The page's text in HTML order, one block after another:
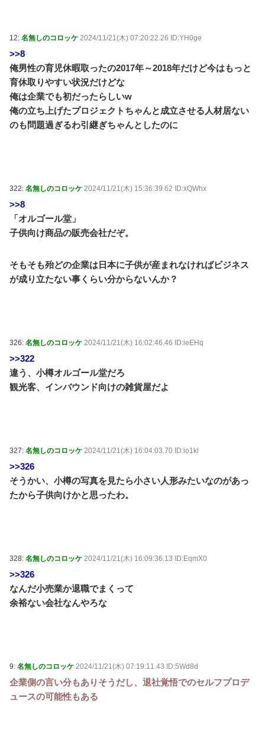
12: 名無しのコロッケ 2024/11/21(木) 07:20:22.26 ID:YH0ge
>>8
俺男性の育児休暇取ったの2017年～2018年だけど今はもっと
育休取りやすい状況だけどな
俺は企業でも初だったらしいw
俺の立ち上げたプロジェクトちゃんと成立させる人材居ない
のも問題過ぎるわ引継ぎちゃんとしたのに
322: 名無しのコロッケ 2024/11/21(木) 15:36:39.62 ID:xQWhx
>>8
「オルゴール堂」
子供向け商品の販売会社だぞ。
そもそも殆どの企業は日本に子供が産まれなければビジネス
が成り立たない事くらい分からないんか？
326: 名無しのコロッケ 2024/11/21(木) 16:02:46.46 ID:ieEHq
>>322
違う、小樽オルゴール堂だろ
観光客、インバウンド向けの雑貨屋だよ
327: 名無しのコロッケ 2024/11/21(木) 16:04:03.70 ID:io1kl
>>326
そうかい、小樽の写真を見たら小さい人形みたいなのがあっ
たから子供向けかと思ったわ。
328: 名無しのコロッケ 2024/11/21(木) 16:09:36.13 ID:EqmX0
>>326
なんだ小売業か退職でまくって
余裕ない会社なんやろな
9: 名無しのコロッケ 2024/11/21(木) 07:19:11.43 ID:5Wd8d
企業側の言い分もありそうだし、退社覚悟でのセルフプロデ
ュースの可能性もある